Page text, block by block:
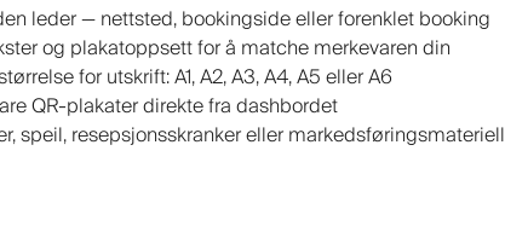
leder — nettsted, bookingside eller forenklet booking
og plakatoppsett for å matche merkevaren din
for utskrift: A1, A2, A3, A4, A5 eller A6
QR-plakater direkte fra dashbordet
speil, resepsjonsskranker eller markedsføringsmateriell